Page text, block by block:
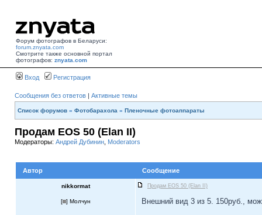
Форум фотографов в Беларуси:
forum.znyata.com
Смотрите также основной портал
фотографов: znyata.com
Вход Регистрация
Сообщения без ответов | Активные темы
Список форумов » Фотобарахола » Пленочные фотоаппараты
Продам EOS 50 (Elan II)
Модераторы: Андрей Дубинин Moderators
Автор Сообщение
nikkormat Продам EOS 50 (Elan II)
[ ] Молчун Внешний вид 3 из 5. 150руб.,